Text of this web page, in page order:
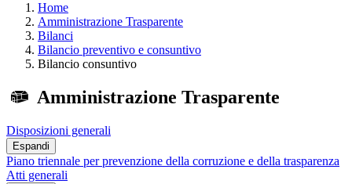
Home
Amministrazione Trasparente
Bilanci
Bilancio preventivo e consuntivo
Bilancio consuntivo
Amministrazione Trasparente
Disposizioni generali
Espandi
Piano triennale per prevenzione della corruzione e della trasparenza
Atti generali